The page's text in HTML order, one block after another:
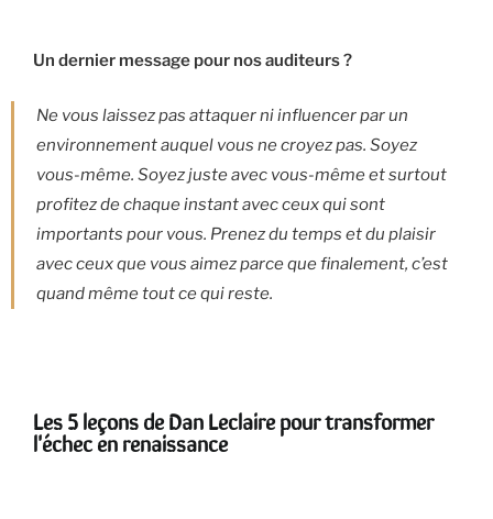
Un dernier message pour nos auditeurs ?
Ne vous laissez pas attaquer ni influencer par un
environnement auquel vous ne croyez pas. Soyez
vous-même. Soyez juste avec vous-même et surtout
profitez de chaque instant avec ceux qui sont
importants pour vous. Prenez du temps et du plaisir
avec ceux que vous aimez parce que finalement, c’est
quand même tout ce qui reste.
Les 5 leçons de Dan Leclaire pour transformer
l'échec en renaissance